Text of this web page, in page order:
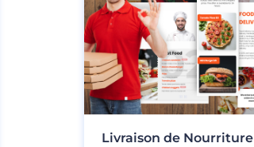
Livraison de Nourriture